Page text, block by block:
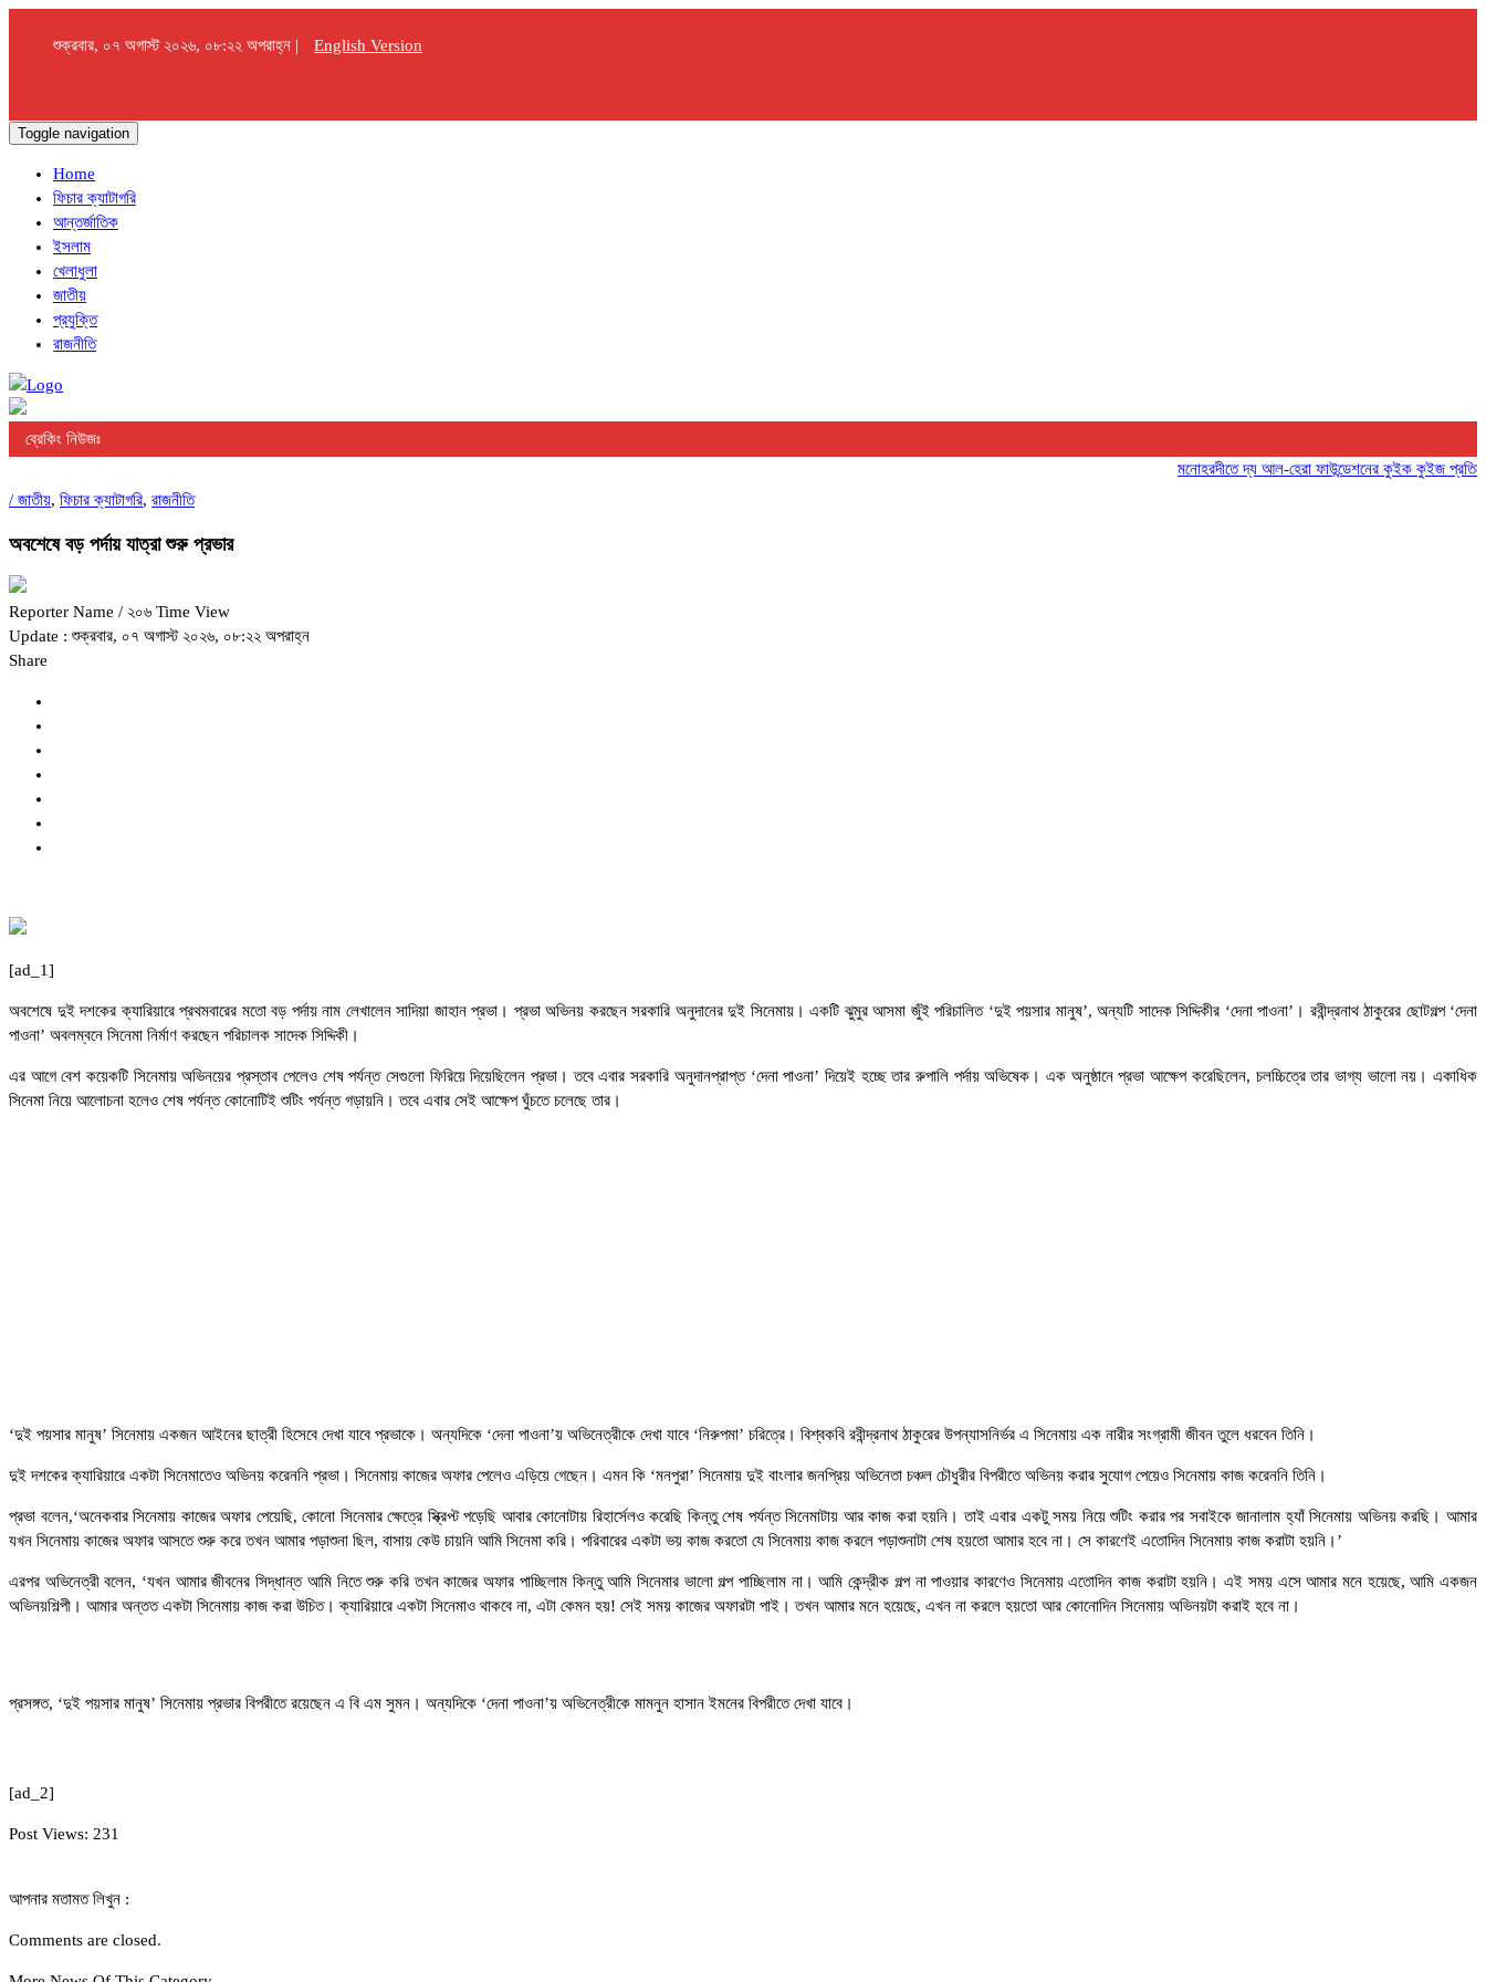
শুক্রবার, ০৭ অগাস্ট ২০২৬, ০৮:২২ অপরাহ্ন | English Version
Toggle navigation
Home
ফিচার ক্যাটাগরি
আন্তর্জাতিক
ইসলাম
খেলাধুলা
জাতীয়
প্রযুক্তি
রাজনীতি
ব্রেকিং নিউজঃ
মনোহরদীতে দ্য আল-হেরা ফাউন্ডেশনের কুইক কুইজ প্রতিযোগিতা
/ জাতীয়, ফিচার ক্যাটাগরি, রাজনীতি
অবশেষে বড় পর্দায় যাত্রা শুরু প্রভার
Reporter Name / ২০৬ Time View
Update : শুক্রবার, ০৭ অগাস্ট ২০২৬, ০৮:২২ অপরাহ্ন
Share
[ad_1]
অবশেষে দুই দশকের ক্যারিয়ারে প্রথমবারের মতো বড় পর্দায় নাম লেখালেন সাদিয়া জাহান প্রভা। প্রভা অভিনয় করছেন সরকারি অনুদানের দুই সিনেমায়। একটি ঝুমুর আসমা জুঁই পরিচালিত ‘দুই পয়সার মানুষ’, অন্যটি সাদেক সিদ্দিকীর ‘দেনা পাওনা’। রবীন্দ্রনাথ ঠাকুরের ছোটগল্প ‘দেনা
পাওনা’ অবলম্বনে সিনেমা নির্মাণ করছেন পরিচালক সাদেক সিদ্দিকী।
এর আগে বেশ কয়েকটি সিনেমায় অভিনয়ের প্রস্তাব পেলেও শেষ পর্যন্ত সেগুলো ফিরিয়ে দিয়েছিলেন প্রভা। তবে এবার সরকারি অনুদানপ্রাপ্ত ‘দেনা পাওনা’ দিয়েই হচ্ছে তার রুপালি পর্দায় অভিষেক। এক অনুষ্ঠানে প্রভা আক্ষেপ করেছিলেন, চলচ্চিত্রে তার ভাগ্য ভালো নয়। একাধিক
সিনেমা নিয়ে আলোচনা হলেও শেষ পর্যন্ত কোনোটিই শুটিং পর্যন্ত গড়ায়নি। তবে এবার সেই আক্ষেপ ঘুঁচতে চলেছে তার।
‘দুই পয়সার মানুষ’ সিনেমায় একজন আইনের ছাত্রী হিসেবে দেখা যাবে প্রভাকে। অন্যদিকে ‘দেনা পাওনা’য় অভিনেত্রীকে দেখা যাবে ‘নিরুপমা’ চরিত্রে। বিশ্বকবি রবীন্দ্রনাথ ঠাকুরের উপন্যাসনির্ভর এ সিনেমায় এক নারীর সংগ্রামী জীবন তুলে ধরবেন তিনি।
দুই দশকের ক্যারিয়ারে একটা সিনেমাতেও অভিনয় করেননি প্রভা। সিনেমায় কাজের অফার পেলেও এড়িয়ে গেছেন। এমন কি ‘মনপুরা’ সিনেমায় দুই বাংলার জনপ্রিয় অভিনেতা চঞ্চল চৌধুরীর বিপরীতে অভিনয় করার সুযোগ পেয়েও সিনেমায় কাজ করেননি তিনি।
প্রভা বলেন,‘অনেকবার সিনেমায় কাজের অফার পেয়েছি, কোনো সিনেমার ক্ষেত্রে স্ক্রিপ্ট পড়েছি আবার কোনোটায় রিহার্সেলও করেছি কিন্তু শেষ পর্যন্ত সিনেমাটায় আর কাজ করা হয়নি। তাই এবার একটু সময় নিয়ে শুটিং করার পর সবাইকে জানালাম হ্যাঁ সিনেমায় অভিনয় করছি। আমার
যখন সিনেমায় কাজের অফার আসতে শুরু করে তখন আমার পড়াশুনা ছিল, বাসায় কেউ চায়নি আমি সিনেমা করি। পরিবারের একটা ভয় কাজ করতো যে সিনেমায় কাজ করলে পড়াশুনাটা শেষ হয়তো আমার হবে না। সে কারণেই এতোদিন সিনেমায় কাজ করাটা হয়নি।’
এরপর অভিনেত্রী বলেন, ‘যখন আমার জীবনের সিদ্ধান্ত আমি নিতে শুরু করি তখন কাজের অফার পাচ্ছিলাম কিন্তু আমি সিনেমার ভালো গল্প পাচ্ছিলাম না। আমি কেন্দ্রীক গল্প না পাওয়ার কারণেও সিনেমায় এতোদিন কাজ করাটা হয়নি। এই সময় এসে আমার মনে হয়েছে, আমি একজন
অভিনয়শিল্পী। আমার অন্তত একটা সিনেমায় কাজ করা উচিত। ক্যারিয়ারে একটা সিনেমাও থাকবে না, এটা কেমন হয়! সেই সময় কাজের অফারটা পাই। তখন আমার মনে হয়েছে, এখন না করলে হয়তো আর কোনোদিন সিনেমায় অভিনয়টা করাই হবে না।
প্রসঙ্গত, ‘দুই পয়সার মানুষ’ সিনেমায় প্রভার বিপরীতে রয়েছেন এ বি এম সুমন। অন্যদিকে ‘দেনা পাওনা’য় অভিনেত্রীকে মামনুন হাসান ইমনের বিপরীতে দেখা যাবে।
[ad_2]
Post Views: 231
আপনার মতামত লিখুন :
Comments are closed.